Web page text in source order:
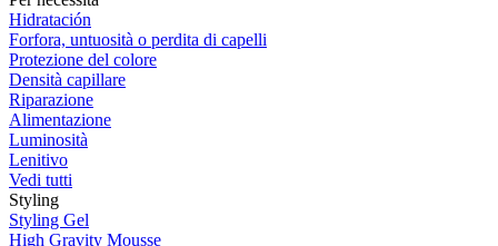
Hidratación
Forfora, untuosità o perdita di capelli
Protezione del colore
Densità capillare
Riparazione
Alimentazione
Luminosità
Lenitivo
Vedi tutti
Styling
Styling Gel
High Gravity Mousse